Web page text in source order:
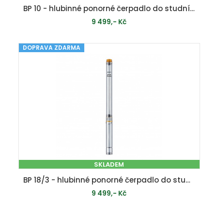
BP 10 - hlubinné ponorné čerpadlo do studní a vrtů
9 499,- Kč
DOPRAVA ZDARMA
SKLADEM
BP 18/3 - hlubinné ponorné čerpadlo do studní a vrtů
9 499,- Kč